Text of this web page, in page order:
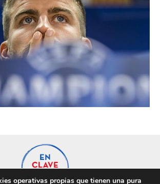
operativas propias que tienen una pura